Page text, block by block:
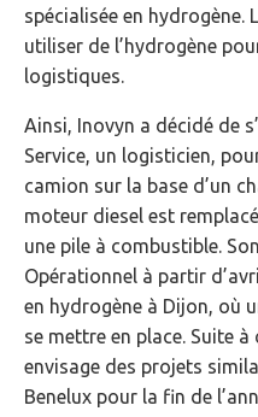
spécialisée en hydrogène.
utiliser de l’hydrogène
logistiques.
Ainsi, Inovyn a décidé de
Service, un logisticien,
camion sur la base d’un
moteur diesel est
une pile à combustible.
Opérationnel à partir
en hydrogène à Dijon, où
se mettre en place. Suite
envisage des projets
Benelux pour la fin de